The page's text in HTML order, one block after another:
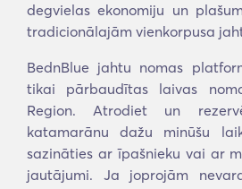
degvielas ekonomiju un
tradicionālajām vienkorpusa
BednBlue jahtu nomas
tikai pārbaudītas laivas
Region. Atrodiet un
katamarānu dažu minūšu
sazināties ar īpašnieku vai ar
jautājumi. Ja joprojām